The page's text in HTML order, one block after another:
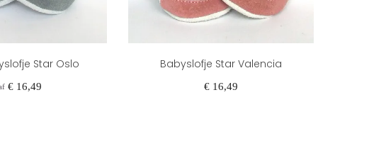
Star Oslo
Prijs
€ 16,49
Babyslofje Star Valencia
Prijs
€ 16,49